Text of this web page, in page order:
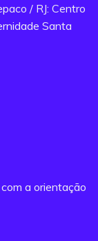
/ RJ: Centro
Santa
a orientação